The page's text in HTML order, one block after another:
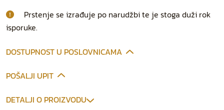
Prstenje se izrađuje po narudžbi te je stoga duži rok
isporuke.
DOSTUPNOST U POSLOVNICAMA
POŠALJI UPIT
DETALJI O PROIZVODU